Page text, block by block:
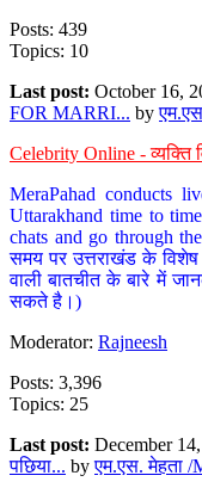
Posts: 439
Topics: 10
Last post: October 16,
FOR MARRI... by
Celebrity Online - व्यक्ति
MeraPahad conducts
Uttarakhand time to
chats and go through
समय पर उत्तराखंड के
वाली बातचीत के बारे में
सकते है।)
Moderator: Rajneesh
Posts: 3,396
Topics: 25
Last post: December
पछिया... byएम.एस. मेहता /